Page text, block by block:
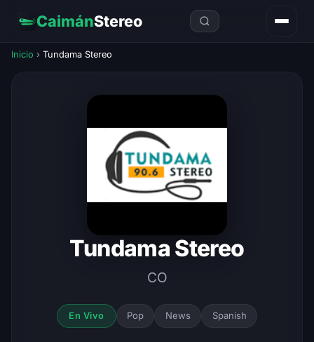
CaimánStereo
Inicio › Tundama Stereo
Tundama Stereo
CO
En Vivo Pop News Spanish